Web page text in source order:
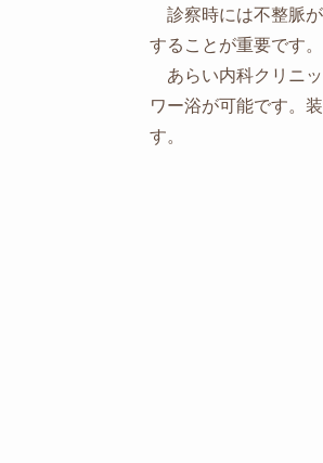
診察時には不整脈
することが重要です。
あらい内科クリニッ
ワー浴が可能です。
す。